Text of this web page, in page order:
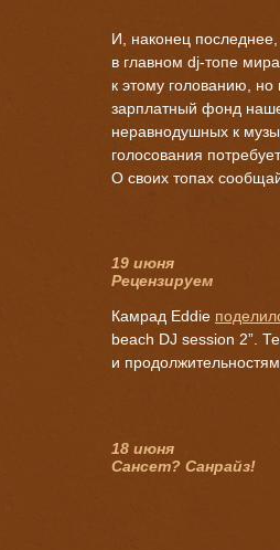
И, наконец
в главном dj-топе
к этому голованию,
зарплатный фонд
неравнодушных к
голосования
О своих топах
19 июня
Рецензируем
Камрад Eddie
beach DJ session 2”.
и
18 июня
Сансет? Санрайз!